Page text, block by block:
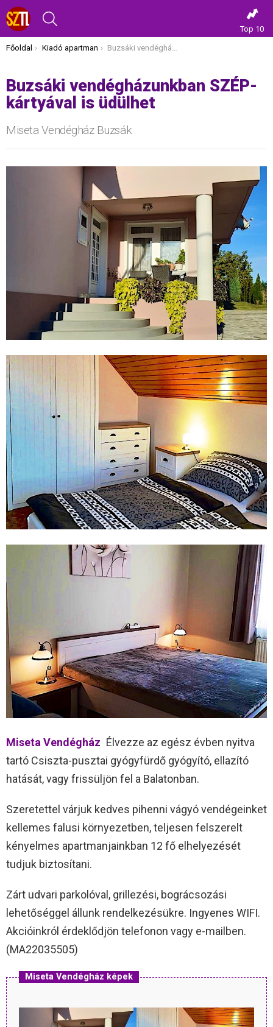
Top 10
Itt vagy most:
Főoldal Kiadó apartman Buzsáki vendégházunkban SZÉP-kártyával is üdülhet
Buzsáki vendégházunkban SZÉP-
kártyával is üdülhet
Miseta Vendégház Buzsák
Miseta Vendégház Élvezze az egész évben nyitva
tartó Csiszta-pusztai gyógyfürdő gyógyító, ellazító
hatását, vagy frissüljön fel a Balatonban.
Szeretettel várjuk kedves pihenni vágyó vendégeinket
kellemes falusi környezetben, teljesen felszerelt
kényelmes apartmanjainkban 12 fő elhelyezését
tudjuk biztosítani.
Zárt udvari parkolóval, grillezési, bográcsozási
lehetőséggel állunk rendelkezésükre. Ingyenes WIFI.
Akcióinkról érdeklődjön telefonon vagy e-mailben.
(MA22035505)
Miseta Vendégház képek